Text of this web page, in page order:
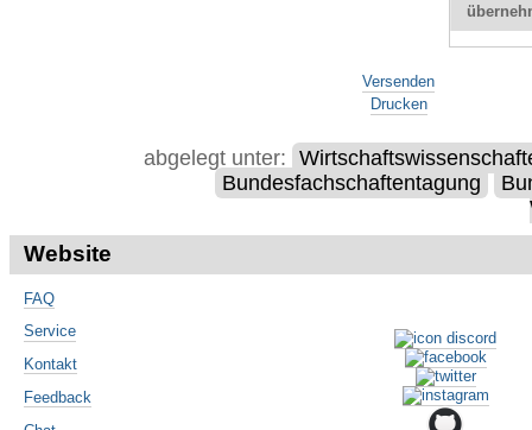
Versenden
Drucken
abgelegt unter:
Bundesfachschaftentagung
Website
FAQ
Service
Kontakt
Feedback